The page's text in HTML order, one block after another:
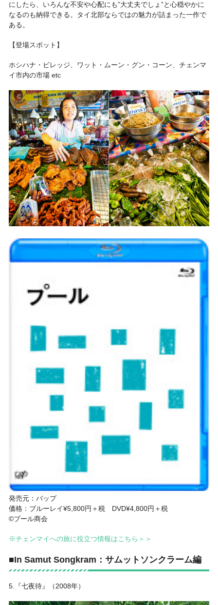
にしたら、いろんな不安や心配にも”大丈夫でしょ”と心穏やかに
なるのも納得できる。タイ北部ならではの魅力が詰まった一作で
ある。
【登場スポット】
ホシハナ・ビレッジ、ワット・ムーン・グン・コーン、チェンマ
イ市内の市場 etc
発売元：バップ
価格：ブルーレイ¥5,800円＋税 DVD¥4,800円＋税
©プール商会
※チェンマイへの旅に役立つ情報はこちら＞＞
■In Samut Songkram：サムットソンクラーム編
5.『七夜待』（2008年）